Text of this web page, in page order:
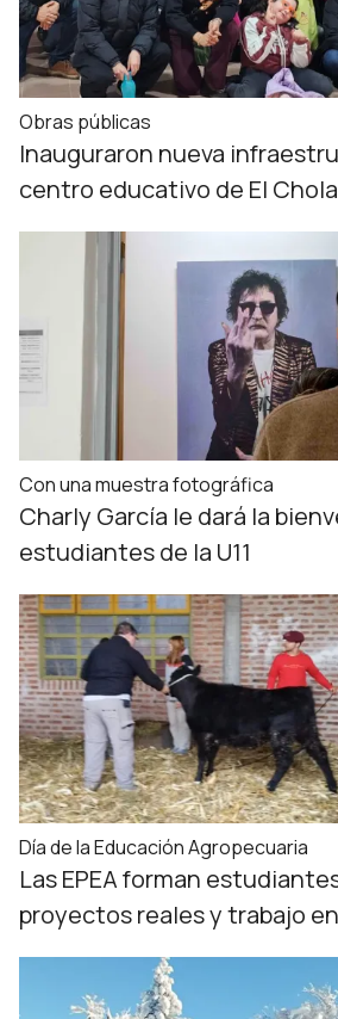
Obras públicas
Inauguraron nueva
centro educativo de El
Con una muestra fotográfica
Charly García le dará la
estudiantes de la U11
Día de la Educación Agropecuaria
Las EPEA forman
proyectos reales y trabajo